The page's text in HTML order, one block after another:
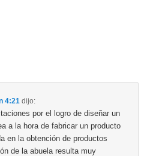
4:21 dijo:
por el logro de diseñar un
a la hora de fabricar un producto
en la obtención de productos
de la abuela resulta muy